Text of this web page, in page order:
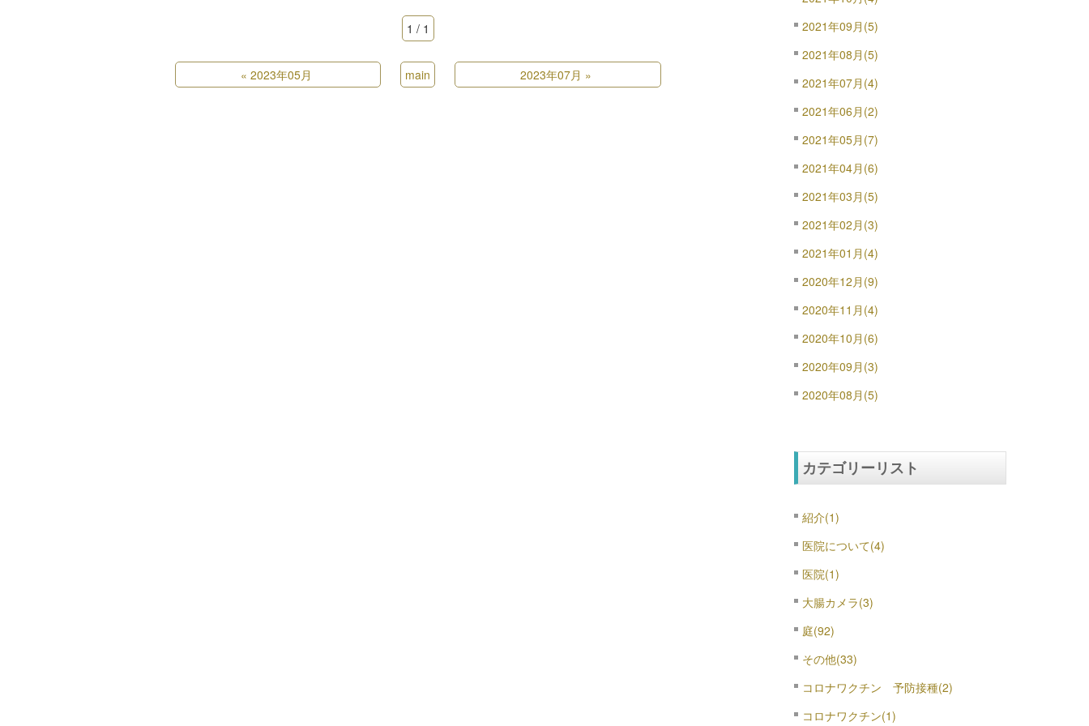
1 / 1
« 2023年05月 main 2023年07月 »
2021年09月(5)
2021年08月(5)
2021年07月(4)
2021年06月(2)
2021年05月(7)
2021年04月(6)
2021年03月(5)
2021年02月(3)
2021年01月(4)
2020年12月(9)
2020年11月(4)
2020年10月(6)
2020年09月(3)
2020年08月(5)
カテゴリーリスト
紹介(1)
医院について(4)
医院(1)
大腸カメラ(3)
庭(92)
その他(33)
コロナワクチン 予防接種(2)
コロナワクチン(1)